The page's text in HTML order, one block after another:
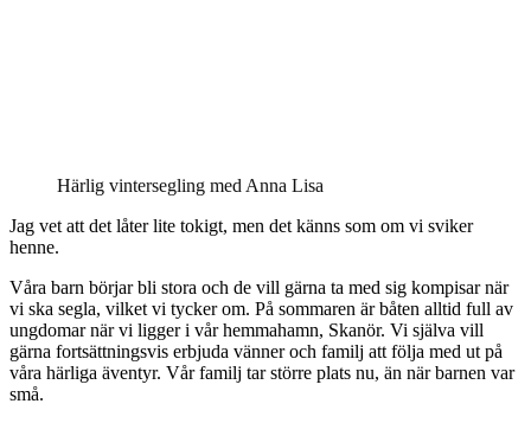
Härlig vintersegling med Anna Lisa
Jag vet att det låter lite tokigt, men det känns som om vi sviker
henne.
Våra barn börjar bli stora och de vill gärna ta med sig kompisar när
vi ska segla, vilket vi tycker om. På sommaren är båten alltid full av
ungdomar när vi ligger i vår hemmahamn, Skanör. Vi själva vill
gärna fortsättningsvis erbjuda vänner och familj att följa med ut på
våra härliga äventyr. Vår familj tar större plats nu, än när barnen var
små.